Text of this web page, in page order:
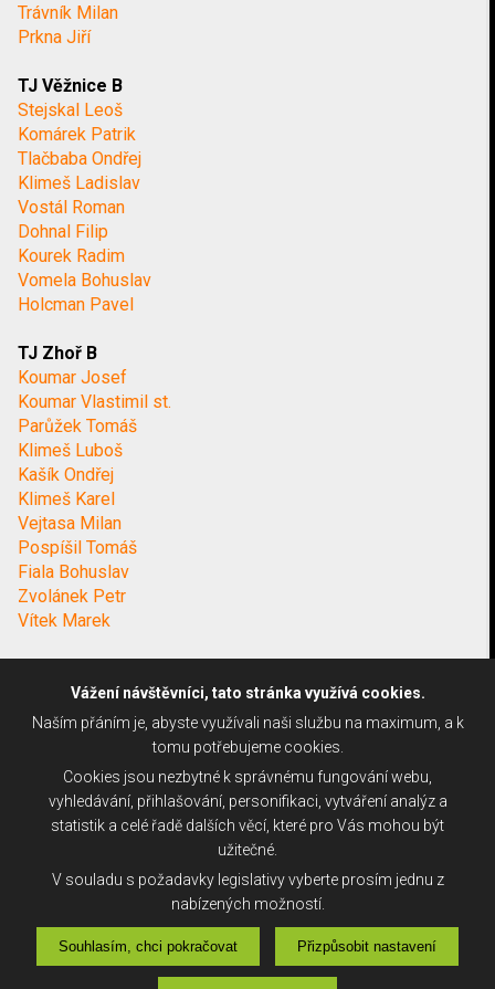
Trávník Milan
Prkna Jiří
TJ Věžnice B
Stejskal Leoš
Komárek Patrik
Tlačbaba Ondřej
Klimeš Ladislav
Vostál Roman
Dohnal Filip
Kourek Radim
Vomela Bohuslav
Holcman Pavel
TJ Zhoř B
Koumar Josef
Koumar Vlastimil st.
Parůžek Tomáš
Klimeš Luboš
Kašík Ondřej
Klimeš Karel
Vejtasa Milan
Pospíšil Tomáš
Fiala Bohuslav
Zvolánek Petr
Vítek Marek
Vážení návštěvníci, tato stránka využívá cookies.
Naším přáním je, abyste využívali naši službu na maximum, a k
tomu potřebujeme cookies.
Cookies jsou nezbytné k správnému fungování webu,
vyhledávání, přihlašování, personifikaci, vytváření analýz a
statistik a celé řadě dalších věcí, které pro Vás mohou být
užitečné.
V souladu s požadavky legislativy vyberte prosím jednu z
nabízených možností.
Souhlasím, chci pokračovat Přizpůsobit nastavení